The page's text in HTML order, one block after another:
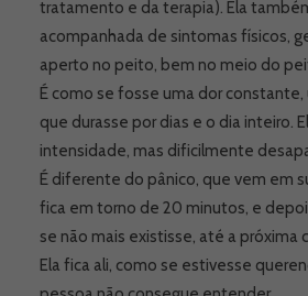
tratamento e da terapia). Ela
acompanhada de sintomas físicos,
aperto no peito, bem no meio do
É como se fosse uma dor
que durasse por dias e o dia inteiro.
intensidade, mas dificilmente
É diferente do pânico, que vem em
fica em torno de 20 minutos, e
se não mais existisse, até a próxima
Ela fica ali, como se estivesse